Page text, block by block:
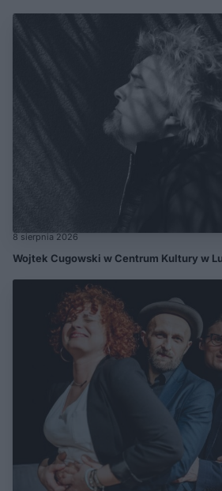
8 sierpnia 2026
Wojtek Cugowski w Centrum Kultury w